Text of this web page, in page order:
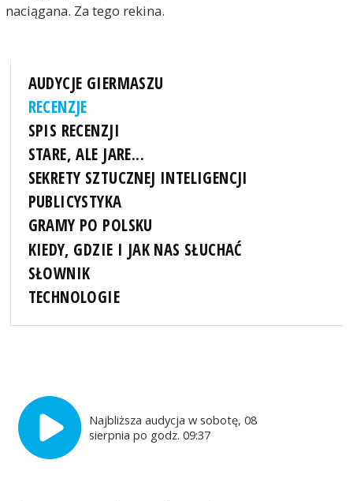
naciągana. Za tego rekina.
AUDYCJE GIERMASZU
RECENZJE
SPIS RECENZJI
STARE, ALE JARE...
SEKRETY SZTUCZNEJ INTELIGENCJI
PUBLICYSTYKA
GRAMY PO POLSKU
KIEDY, GDZIE I JAK NAS SŁUCHAĆ
SŁOWNIK
TECHNOLOGIE
Najbliższa audycja w sobotę, 08
sierpnia po godz. 09:37